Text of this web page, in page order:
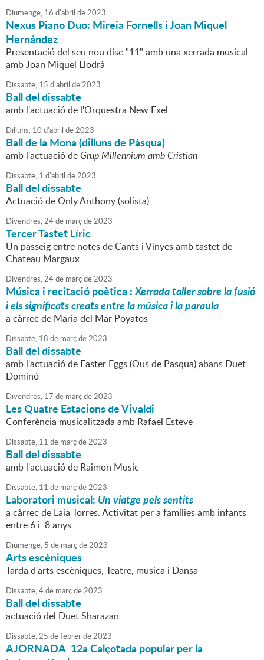
Diumenge, 16 d'abril de2023
Nexus Piano Duo: Mireia Fornells i Joan Miquel
Hernández
Presentació del seu nou disc "11" amb una xerrada musical
amb Joan Miquel Llodrà
Dissabte, 15 d'abril de2023
Ball del dissabte
amb l'actuació de l'Orquestra New Exel
Dilluns, 10 d'abril de2023
Ball de la Mona (dilluns de Pàsqua)
amb l'actuació deGrup Millennium amb Cristian
Dissabte, 1 d'abril de2023
Ball del dissabte
Actuació de Only Anthony (solista)
Divendres,24de marçde2023
Tercer Tastet Líric
Un passeig entre notes de Cants i Vinyes amb tastet de
Chateau Margaux
Divendres,24de marçde2023
Música i recitació poètica :Xerrada taller sobre la fusió
i els significats creats entre la música i la paraula
a càrrec de Maria del Mar Poyatos
Dissabte, 18 de marçde2023
Ball del dissabte
amb l'actuació de Easter Eggs (Ous de Pasqua) abans Duet
Dominó
Divendres, 17 de marçde2023
Les Quatre Estacions de Vivaldi
Conferència musicalitzada amb Rafael Esteve
Dissabte, 11 de marçde2023
Ball del dissabte
amb l'actuació de Raimon Music
Dissabte, 11 de marçde2023
Laboratori musical: Un viatge pels sentits
a càrrec de Laia Torres. Activitat per a famílies amb infants
entre 6 i 8 anys
Diumenge, 5 de marçde2023
Arts escèniques
Tarda d'arts escèniques, Teatre, musica i Dansa
Dissabte,4de marçde2023
Ball del dissabte
actuació del Duet Sharazan
Dissabte,25 defebrerde2023
AJORNADA 12a Calçotada popular per la